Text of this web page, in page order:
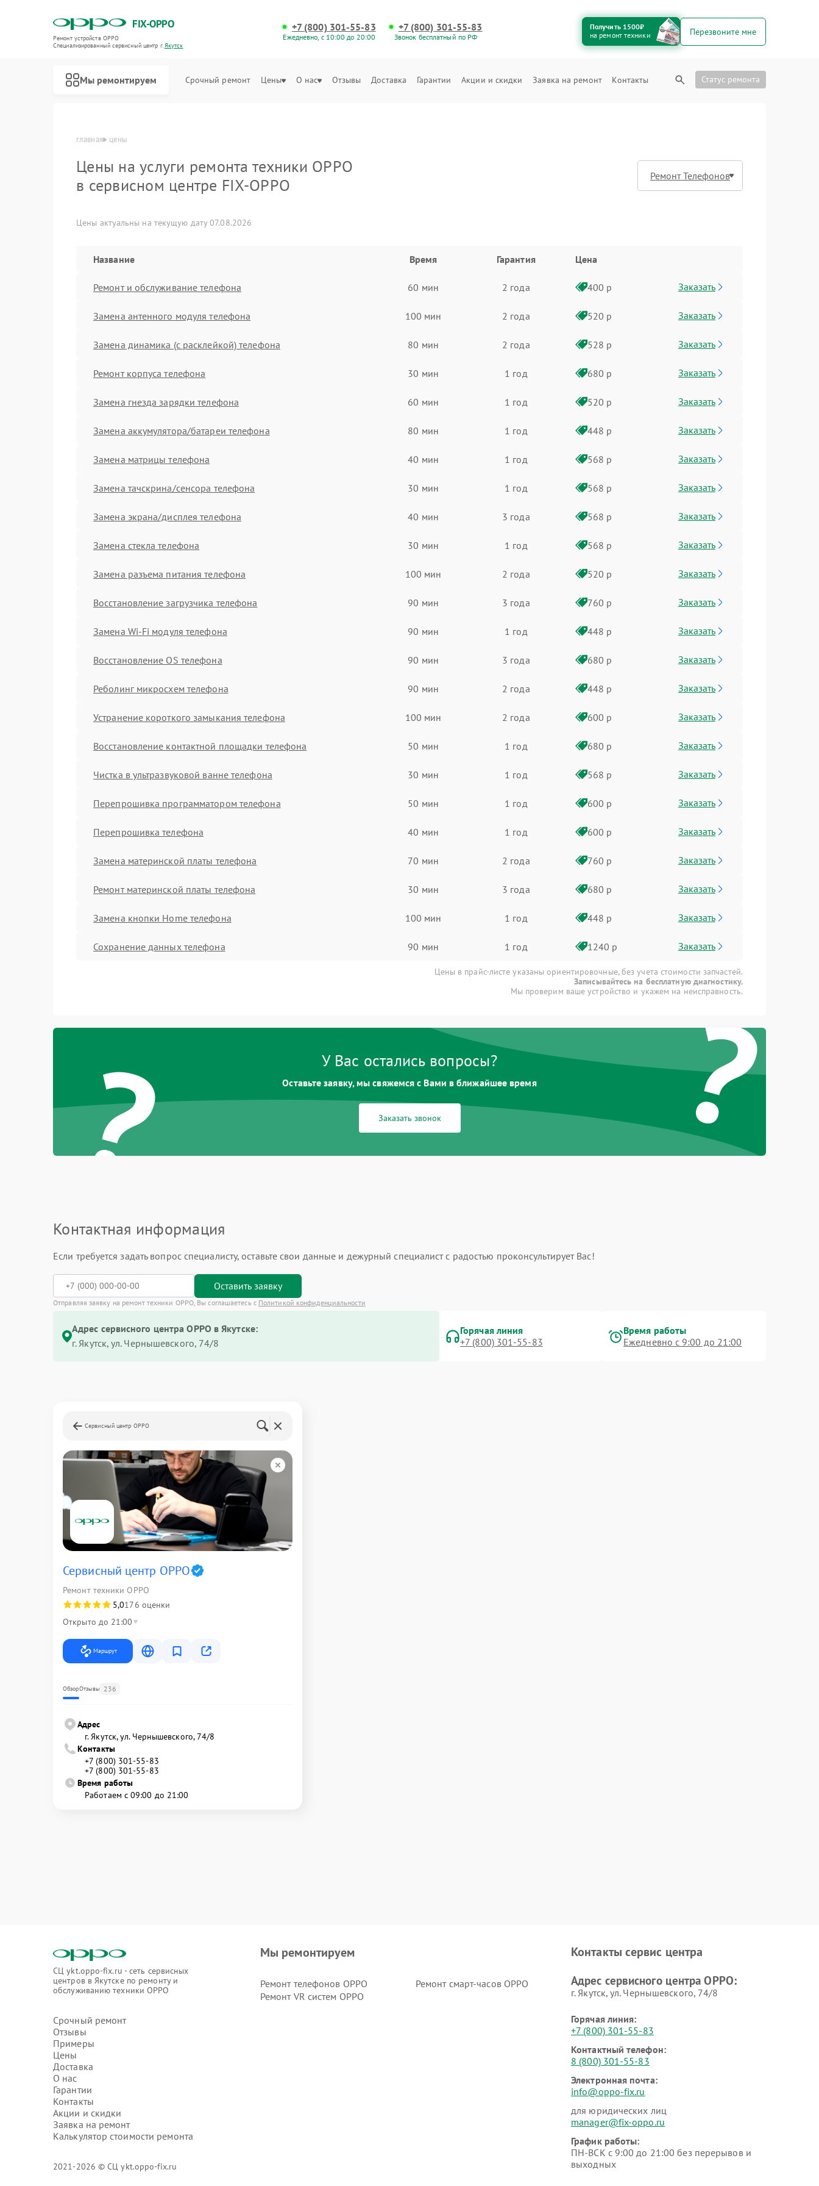
FIX-OPPO
Ремонт устройств OPPO
Специализированный cервисный центр г.Якутск
+7 (800) 301-55-83
Ежедневно, с 10:00 до 20:00
+7 (800) 301-55-83
Звонок бесплатный по РФ
Получить 1500₽
на ремонт техники
Перезвоните мне
Мы ремонтируем Срочный ремонт Цены О нас Отзывы Доставка Гарантии Акции и скидки Заявка на ремонт Контакты Статус ремонта
главная цены
Цены на услуги ремонта техники OPPO
в сервисном центре FIX-OPPO
Цены актуальны на текущую дату 07.08.2026
Название Время Гарантия Цена
Ремонт и обслуживание телефона 60 мин 2 года 400 р Заказать
Замена антенного модуля телефона 100 мин 2 года 520 р Заказать
Замена динамика (с расклейкой) телефона 80 мин 2 года 528 р Заказать
Ремонт корпуса телефона 30 мин 1 год 680 р Заказать
Замена гнезда зарядки телефона 60 мин 1 год 520 р Заказать
Замена аккумулятора/батареи телефона 80 мин 1 год 448 р Заказать
Замена матрицы телефона 40 мин 1 год 568 р Заказать
Замена тачскрина/сенсора телефона 30 мин 1 год 568 р Заказать
Замена экрана/дисплея телефона 40 мин 3 года 568 р Заказать
Замена стекла телефона 30 мин 1 год 568 р Заказать
Замена разъема питания телефона 100 мин 2 года 520 р Заказать
Восстановление загрузчика телефона 90 мин 3 года 760 р Заказать
Замена Wi-Fi модуля телефона 90 мин 1 год 448 р Заказать
Восстановление OS телефона 90 мин 3 года 680 р Заказать
Реболинг микросхем телефона 90 мин 2 года 448 р Заказать
Устранение короткого замыкания телефона 100 мин 2 года 600 р Заказать
Восстановление контактной площадки телефона 50 мин 1 год 680 р Заказать
Чистка в ультразвуковой ванне телефона 30 мин 1 год 568 р Заказать
Перепрошивка программатором телефона 50 мин 1 год 600 р Заказать
Перепрошивка телефона 40 мин 1 год 600 р Заказать
Замена материнской платы телефона 70 мин 2 года 760 р Заказать
Ремонт материнской платы телефона 30 мин 3 года 680 р Заказать
Замена кнопки Home телефона 100 мин 1 год 448 р Заказать
Сохранение данных телефона 90 мин 1 год 1240 р Заказать
Цены в прайс-листе указаны ориентировочные, без учета стоимости запчастей.
Записывайтесь на бесплатную диагностику.
Мы проверим ваше устройство и укажем на неисправность.
? ?
У Вас остались вопросы?
Оставьте заявку, мы свяжемся с Вами в ближайшее время
Заказать звонок
Контактная информация
Если требуется задать вопрос специалисту, оставьте свои данные и дежурный специалист с радостью проконсультирует Вас!
Оставить заявку
Отправляя заявку на ремонт техники OPPO, Вы соглашаетесь с Политикой конфиденциальности
Адрес сервисного центра OPPO в Якутске:
г. Якутск, ул. Чернышевского, 74/8
Горячая линия
+7 (800) 301-55-83
Время работы
Ежедневно с 9:00 до 21:00
Сервисный центр OPPO
Сервисный центр OPPO
Ремонт техники OPPO
5,0176 оценки
Открыто до 21:00
Маршрут
ОбзорОтзывы 236
Адрес
г. Якутск, ул. Чернышевского, 74/8
Контакты
+7 (800) 301-55-83
+7 (800) 301-55-83
Время работы
Работаем с 09:00 до 21:00
СЦ ykt.oppo-fix.ru - сеть сервисных
центров в Якутске по ремонту и
обслуживанию техники OPPO
Срочный ремонт
Отзывы
Примеры
Цены
Доставка
О нас
Гарантии
Контакты
Акции и скидки
Заявка на ремонт
Калькулятор стоимости ремонта
2021-2026 © СЦ ykt.oppo-fix.ru
Мы ремонтируем
Ремонт телефонов OPPO
Ремонт смарт-часов OPPO
Ремонт VR систем OPPO
Контакты сервис центра
Адрес сервисного центра OPPO:
г. Якутск, ул. Чернышевского, 74/8
Горячая линия:
+7 (800) 301-55-83
Контактный телефон:
8 (800) 301-55-83
Электронная почта:
info@oppo-fix.ru
для юридических лиц
manager@fix-oppo.ru
График работы:
ПН-ВСК с 9:00 до 21:00 без перерывов и
выходных